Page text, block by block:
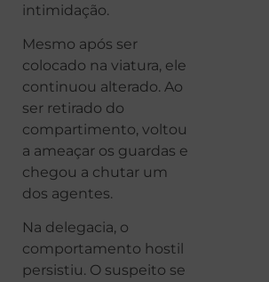
intimidação.
Mesmo após ser
colocado na viatura, ele
continuou alterado. Ao
ser retirado do
compartimento, voltou
a ameaçar os guardas e
chegou a chutar um
dos agentes.
Na delegacia, o
comportamento hostil
persistiu. O suspeito se